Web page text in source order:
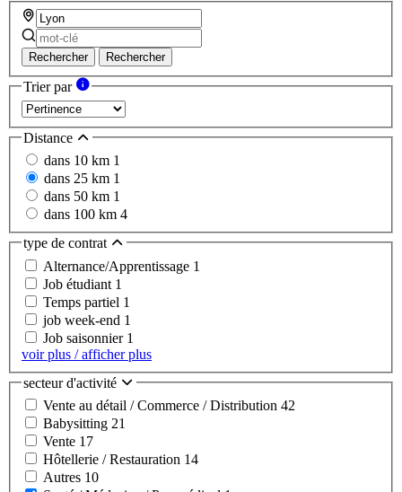
Rechercher Rechercher
Trier par
Distance
dans 10 km 1
dans 25 km 1
dans 50 km 1
dans 100 km 4
type de contrat
Alternance/Apprentissage 1
Job étudiant 1
Temps partiel 1
job week-end 1
Job saisonnier 1
voir plus / afficher plus
secteur d'activité
Vente au détail / Commerce / Distribution 42
Babysitting 21
Vente 17
Hôtellerie / Restauration 14
Autres 10